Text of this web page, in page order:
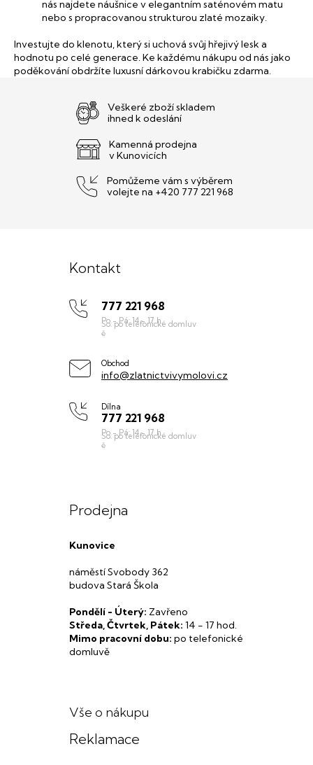
nás najdete náušnice v elegantním saténovém matu
nebo s propracovanou strukturou zlaté mozaiky.
Investujte do klenotu, který si uchová svůj hřejivý lesk a
hodnotu po celé generace. Ke každému nákupu od nás jako
poděkování obdržíte luxusní dárkovou krabičku zdarma.
Veškeré zboží skladem
ihned k odeslání
Kamenná prodejna
v Kunovicích
Pomůžeme vám s výběrem
volejte na +420 777 221 968
Kontakt
777 221 968
Obchod
info@zlatnictvivymolovi.cz
Dílna
777 221 968
Prodejna
Kunovice
náměstí Svobody 362
budova Stará Škola
Pondělí - Úterý: Zavřeno
Středa, Čtvrtek, Pátek: 14 - 17 hod.
Mimo pracovní dobu: po telefonické
domluvě
Vše o nákupu
Reklamace